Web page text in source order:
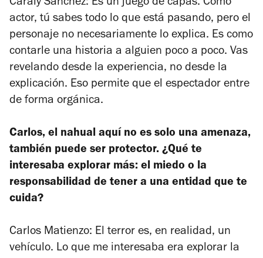
Caraly Sánchez: Es un juego de capas. Como
actor, tú sabes todo lo que está pasando, pero el
personaje no necesariamente lo explica. Es como
contarle una historia a alguien poco a poco. Vas
revelando desde la experiencia, no desde la
explicación. Eso permite que el espectador entre
de forma orgánica.
Carlos, el nahual aquí no es solo una amenaza,
también puede ser protector. ¿Qué te
interesaba explorar más: el miedo o la
responsabilidad de tener a una entidad que te
cuida?
Carlos Matienzo: El terror es, en realidad, un
vehículo. Lo que me interesaba era explorar la